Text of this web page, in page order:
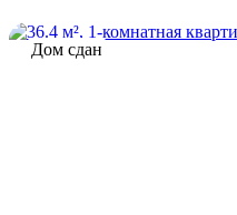
Дом сдан